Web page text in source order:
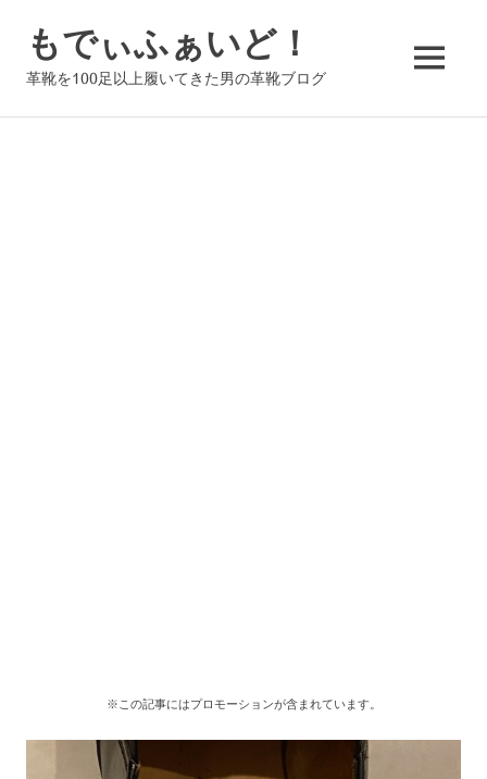
ツ
もでぃふぁいど！
革靴を100足以上履いてきた男の革靴ブログ MENU
※この記事にはプロモーションが含まれています。